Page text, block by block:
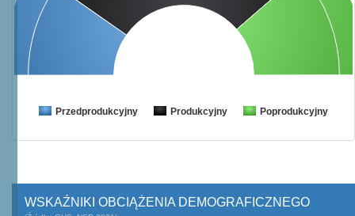
Przedprodukcyjny Produkcyjny Poprodukcyjny
WSKAŹNIKI OBCIĄŻENIA DEMOGRAFICZNEGO